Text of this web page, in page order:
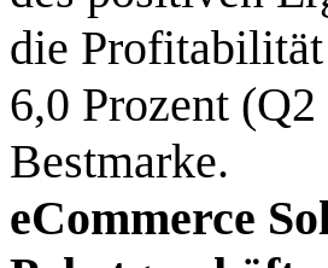
die
6,0 Prozent
Bestmarke.
eCommerce